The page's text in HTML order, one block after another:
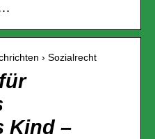
› Sozialrecht
Kind –